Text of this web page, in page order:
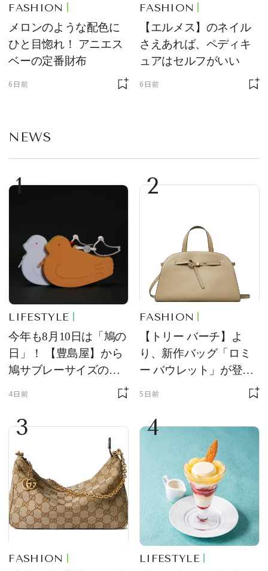
FASHION
メロンのような配色に
ひと目惚れ！ アニエス
ベーの定番財布
6日前
FASHION
【エルメス】のネイル
さえあれば、ペディキ
ュアはセルフがいい
6日前
NEWS
1
LIFESTYLE
今年も8月10日は「鳩の
日」！ 【豊島屋】から
鳩サブレーサイズのポ
ーチ「はとっこ」を限
4日前
2
FASHION
【トリー バーチ】よ
り、新作バッグ「ロミ
ー バウレット」が登
場！ デザイン性と収納
5日前
3
FASHION
4
LIFESTYLE